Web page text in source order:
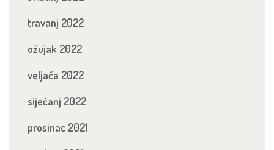
travanj 2022
ožujak 2022
veljača 2022
siječanj 2022
prosinac 2021